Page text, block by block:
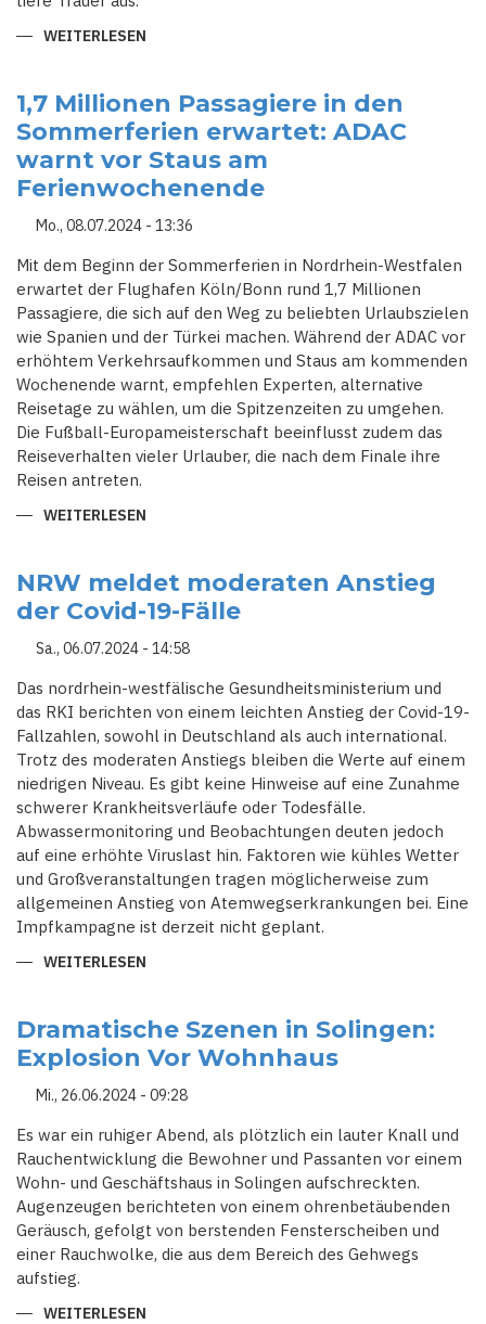
WEITERLESEN
VERWANDELT
SOLINGER
STADTFEST
IN
ALBTRAUM
1,7 Millionen Passagiere in den
Sommerferien erwartet: ADAC
warnt vor Staus am
Ferienwochenende
Mo., 08.07.2024 - 13:36
Mit dem Beginn der Sommerferien in Nordrhein-Westfalen
erwartet der Flughafen Köln/Bonn rund 1,7 Millionen
Passagiere, die sich auf den Weg zu beliebten Urlaubszielen
wie Spanien und der Türkei machen. Während der ADAC vor
erhöhtem Verkehrsaufkommen und Staus am kommenden
Wochenende warnt, empfehlen Experten, alternative
Reisetage zu wählen, um die Spitzenzeiten zu umgehen.
Die Fußball-Europameisterschaft beeinflusst zudem das
Reiseverhalten vieler Urlauber, die nach dem Finale ihre
Reisen antreten.
WEITERLESEN
IN
DEN
SOMMERFERIEN
ERWARTET:
WARNT
STAUS
AM
FERIENWOCHENENDE
NRW meldet moderaten Anstieg
der Covid-19-Fälle
Sa., 06.07.2024 - 14:58
Das nordrhein-westfälische Gesundheitsministerium und
das RKI berichten von einem leichten Anstieg der Covid-19-
Fallzahlen, sowohl in Deutschland als auch international.
Trotz des moderaten Anstiegs bleiben die Werte auf einem
niedrigen Niveau. Es gibt keine Hinweise auf eine Zunahme
schwerer Krankheitsverläufe oder Todesfälle.
Abwassermonitoring und Beobachtungen deuten jedoch
auf eine erhöhte Viruslast hin. Faktoren wie kühles Wetter
und Großveranstaltungen tragen möglicherweise zum
allgemeinen Anstieg von Atemwegserkrankungen bei. Eine
Impfkampagne ist derzeit nicht geplant.
WEITERLESEN
ANSTIEG
DER
COVID-
19-
Dramatische Szenen in Solingen:
Explosion Vor Wohnhaus
Mi., 26.06.2024 - 09:28
Es war ein ruhiger Abend, als plötzlich ein lauter Knall und
Rauchentwicklung die Bewohner und Passanten vor einem
Wohn- und Geschäftshaus in Solingen aufschreckten.
Augenzeugen berichteten von einem ohrenbetäubenden
Geräusch, gefolgt von berstenden Fensterscheiben und
einer Rauchwolke, die aus dem Bereich des Gehwegs
aufstieg.
WEITERLESEN